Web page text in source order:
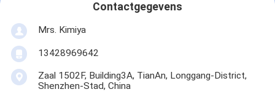
Contactgegevens
Mrs. Kimiya
13428969642
Zaal 1502F, Building3A, TianAn, Longgang-District,
Shenzhen-Stad, China